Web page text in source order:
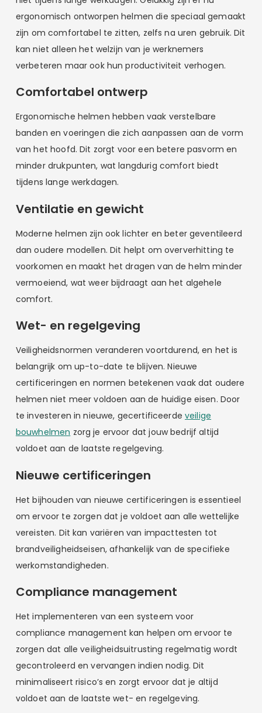
ergonomisch ontworpen helmen die speciaal gemaakt
zijn om comfortabel te zitten, zelfs na uren gebruik. Dit
kan niet alleen het welzijn van je werknemers
verbeteren maar ook hun productiviteit verhogen.
Comfortabel ontwerp
Ergonomische helmen hebben vaak verstelbare
banden en voeringen die zich aanpassen aan de vorm
van het hoofd. Dit zorgt voor een betere pasvorm en
minder drukpunten, wat langdurig comfort biedt
tijdens lange werkdagen.
Ventilatie en gewicht
Moderne helmen zijn ook lichter en beter geventileerd
dan oudere modellen. Dit helpt om oververhitting te
voorkomen en maakt het dragen van de helm minder
vermoeiend, wat weer bijdraagt aan het algehele
comfort.
Wet- en regelgeving
Veiligheidsnormen veranderen voortdurend, en het is
belangrijk om up-to-date te blijven. Nieuwe
certificeringen en normen betekenen vaak dat oudere
helmen niet meer voldoen aan de huidige eisen. Door
te investeren in nieuwe, gecertificeerdeveilige
bouwhelmen zorg je ervoor dat jouw bedrijf altijd
voldoet aan de laatste regelgeving.
Nieuwe certificeringen
Het bijhouden van nieuwe certificeringen is essentieel
om ervoor te zorgen dat je voldoet aan alle wettelijke
vereisten. Dit kan variëren van impacttesten tot
brandveiligheidseisen, afhankelijk van de specifieke
werkomstandigheden.
Compliance management
Het implementeren van een systeem voor
compliance management kan helpen om ervoor te
zorgen dat alle veiligheidsuitrusting regelmatig wordt
gecontroleerd en vervangen indien nodig. Dit
minimaliseert risico’s en zorgt ervoor dat je altijd
voldoet aan de laatste wet- en regelgeving.